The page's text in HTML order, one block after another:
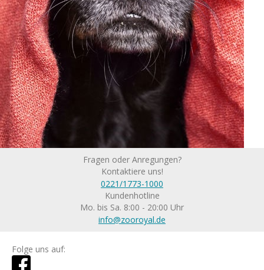
Fragen oder Anregungen?
Kontaktiere uns!
0221/1773-1000
Kundenhotline
Mo. bis Sa. 8:00 - 20:00 Uhr
info@zooroyal.de
Folge uns auf: